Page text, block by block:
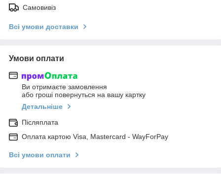
Самовивіз
Всі умови доставки
Умови оплати
Ви отримаєте замовлення
або гроші повернуться на вашу картку
Детальніше
Післяплата
Оплата картою Visa, Mastercard - WayForPay
Всі умови оплати